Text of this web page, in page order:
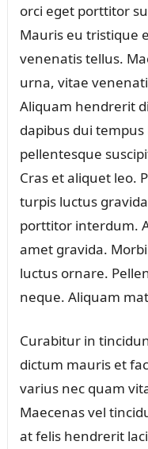
orci eget porttitor
Mauris eu tristique
venenatis tellus.
urna, vitae
Aliquam hendrerit
dapibus dui
pellentesque
Cras et aliquet leo.
turpis luctus
porttitor interdum.
amet gravida.
luctus ornare.
neque. Aliquam
Curabitur in
dictum mauris et
varius nec quam
Maecenas vel
at felis hendrerit